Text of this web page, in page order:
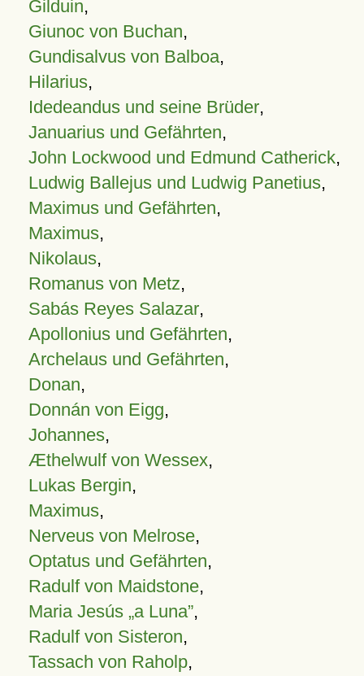
Gilduin,
Giunoc von Buchan,
Gundisalvus von Balboa,
Hilarius,
Idedeandus und seine Brüder,
Januarius und Gefährten,
John Lockwood und Edmund Catherick,
Ludwig Ballejus und Ludwig Panetius,
Maximus und Gefährten,
Maximus,
Nikolaus,
Romanus von Metz,
Sabás Reyes Salazar,
Apollonius und Gefährten,
Archelaus und Gefährten,
Donan,
Donnán von Eigg,
Johannes,
Æthelwulf von Wessex,
Lukas Bergin,
Maximus,
Nerveus von Melrose,
Optatus und Gefährten,
Radulf von Maidstone,
Maria Jesús „a Luna”,
Radulf von Sisteron,
Tassach von Raholp,